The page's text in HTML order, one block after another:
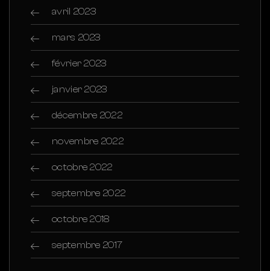
avril 2023
mars 2023
février 2023
janvier 2023
décembre 2022
novembre 2022
octobre 2022
septembre 2022
octobre 2018
septembre 2017